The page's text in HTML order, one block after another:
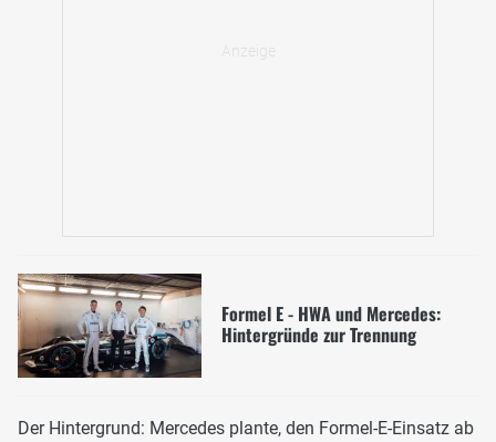
Formel E - HWA und Mercedes:
Hintergründe zur Trennung
Der Hintergrund: Mercedes plante, den Formel-E-Einsatz ab